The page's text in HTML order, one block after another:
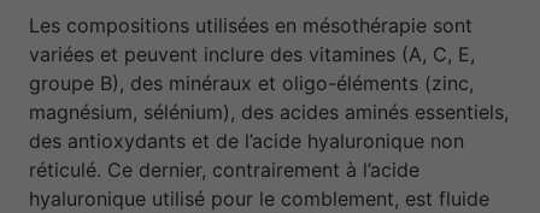
Les compositions utilisées en mésothérapie sont
variées et peuvent inclure des vitamines (A, C, E,
groupe B), des minéraux et oligo-éléments (zinc,
magnésium, sélénium), des acides aminés essentiels,
des antioxydants et de l’acide hyaluronique non
réticulé. Ce dernier, contrairement à l’acide
hyaluronique utilisé pour le comblement, est fluide